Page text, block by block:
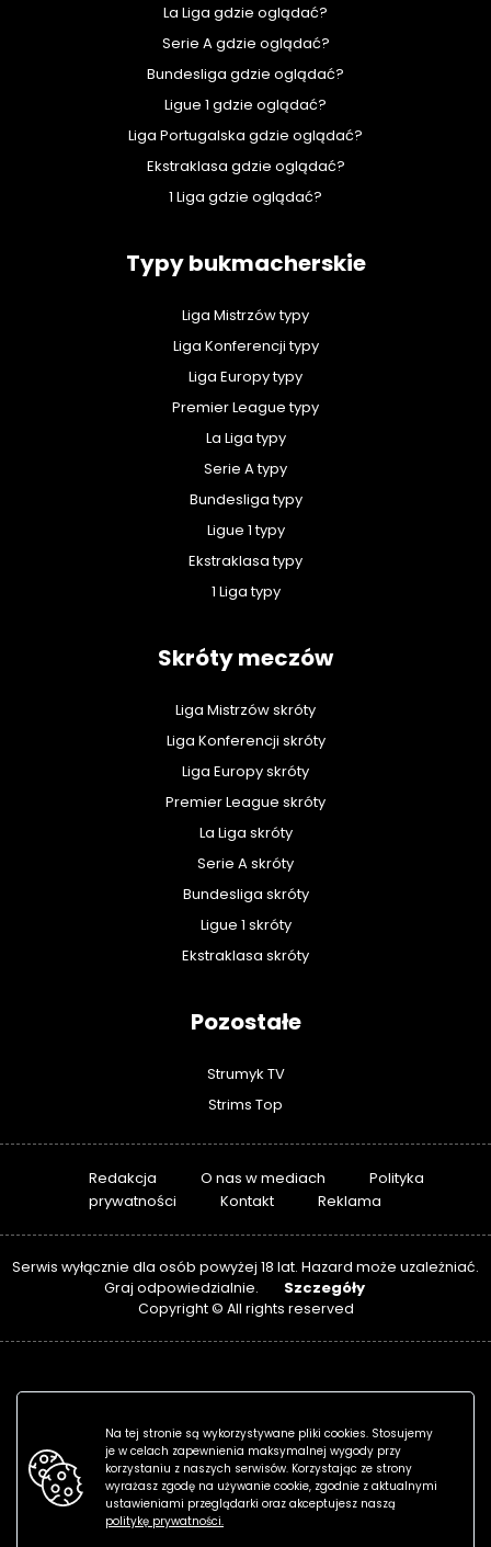
La Liga gdzie oglądać?
Serie A gdzie oglądać?
Bundesliga gdzie oglądać?
Ligue 1 gdzie oglądać?
Liga Portugalska gdzie oglądać?
Ekstraklasa gdzie oglądać?
1 Liga gdzie oglądać?
Typy bukmacherskie
Liga Mistrzów typy
Liga Konferencji typy
Liga Europy typy
Premier League typy
La Liga typy
Serie A typy
Bundesliga typy
Ligue 1 typy
Ekstraklasa typy
1 Liga typy
Skróty meczów
Liga Mistrzów skróty
Liga Konferencji skróty
Liga Europy skróty
Premier League skróty
La Liga skróty
Serie A skróty
Bundesliga skróty
Ligue 1 skróty
Ekstraklasa skróty
Pozostałe
Strumyk TV
Strims Top
Redakcja O nas w mediach
Polityka
prywatności
Kontakt Reklama
Serwis wyłącznie dla osób powyżej 18 lat. Hazard może uzależniać.
Graj odpowiedzialnie.
Szczegóły
Copyright © All rights reserved
Na tej stronie są wykorzystywane pliki cookies. Stosujemy
je w celach zapewnienia maksymalnej wygody przy
korzystaniu z naszych serwisów. Korzystając ze strony
wyrażasz zgodę na używanie cookie, zgodnie z aktualnymi
ustawieniami przeglądarki oraz akceptujesz naszą
politykę prywatności.